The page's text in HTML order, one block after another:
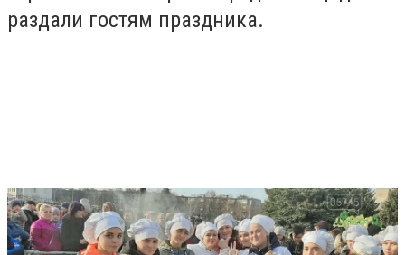
раздали гостям праздника.